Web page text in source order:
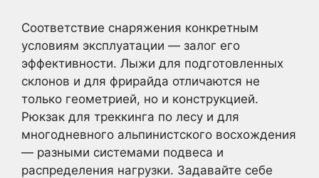
Соответствие снаряжения конкретным
условиям эксплуатации — залог его
эффективности. Лыжи для подготовленных
склонов и для фрирайда отличаются не
только геометрией, но и конструкцией.
Рюкзак для треккинга по лесу и для
многодневного альпинистского восхождения
— разными системами подвеса и
распределения нагрузки. Задавайте себе